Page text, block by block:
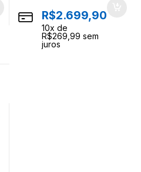
R$2.699,90
10x de
R$269,99 sem
juros